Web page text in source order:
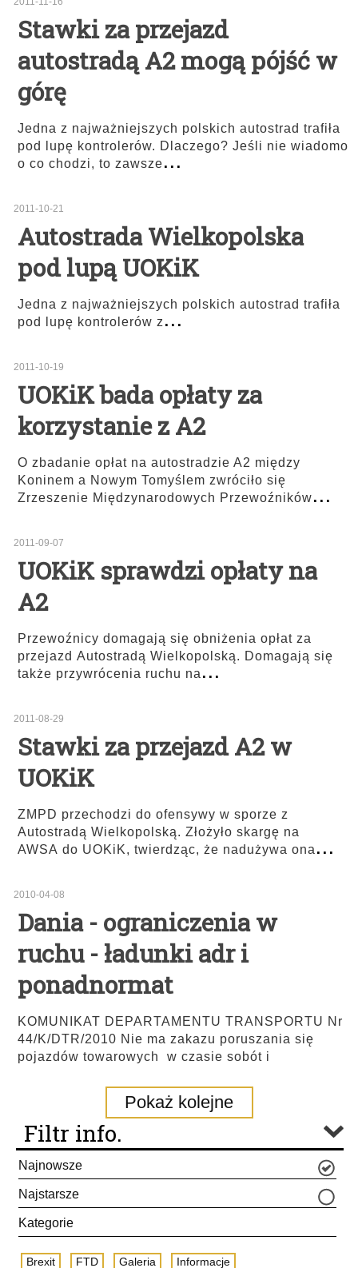
Stawki za przejazd
autostradą A2 mogą pójść w
górę
Jedna z najważniejszych polskich autostrad trafiła
pod lupę kontrolerów. Dlaczego? Jeśli nie wiadomo
o co chodzi, to zawsze...
2011-10-21
Autostrada Wielkopolska
pod lupą UOKiK
Jedna z najważniejszych polskich autostrad trafiła
pod lupę kontrolerów z...
2011-10-19
UOKiK bada opłaty za
korzystanie z A2
O zbadanie opłat na autostradzie A2 między
Koninem a Nowym Tomyślem zwróciło się
Zrzeszenie Międzynarodowych Przewoźników...
2011-09-07
UOKiK sprawdzi opłaty na
A2
Przewoźnicy domagają się obniżenia opłat za
przejazd Autostradą Wielkopolską. Domagają się
także przywrócenia ruchu na...
2011-08-29
Stawki za przejazd A2 w
UOKiK
ZMPD przechodzi do ofensywy w sporze z
Autostradą Wielkopolską. Złożyło skargę na
AWSA do UOKiK, twierdząc, że nadużywa ona...
2010-04-08
Dania - ograniczenia w
ruchu - ładunki adr i
ponadnormat
KOMUNIKAT DEPARTAMENTU TRANSPORTU Nr
44/K/DTR/2010 Nie ma zakazu poruszania się
pojazdów towarowych w czasie sobót i
Pokaż kolejne
Filtr info.
Najnowsze
Najstarsze
Kategorie
Brexit FTD Galeria Informacje